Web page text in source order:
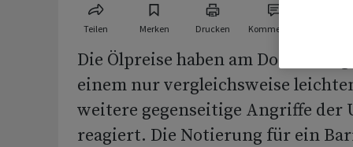
Teilen Merken Drucken Kommentare
Die Ölpreise haben am Donnerstag
einem nur vergleichsweise
weitere gegenseitige Angriffe der
reagiert. Die Notierung für ein